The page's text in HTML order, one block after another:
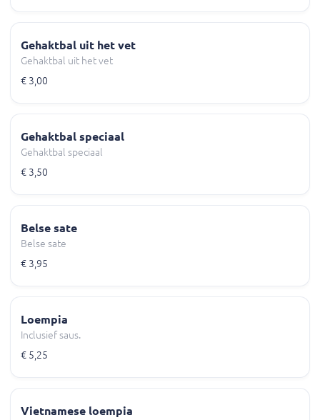
Gehaktbal uit het vet
Gehaktbal uit het vet
€ 3,00
Gehaktbal speciaal
Gehaktbal speciaal
€ 3,50
Belse sate
Belse sate
€ 3,95
Loempia
Inclusief saus.
€ 5,25
Vietnamese loempia